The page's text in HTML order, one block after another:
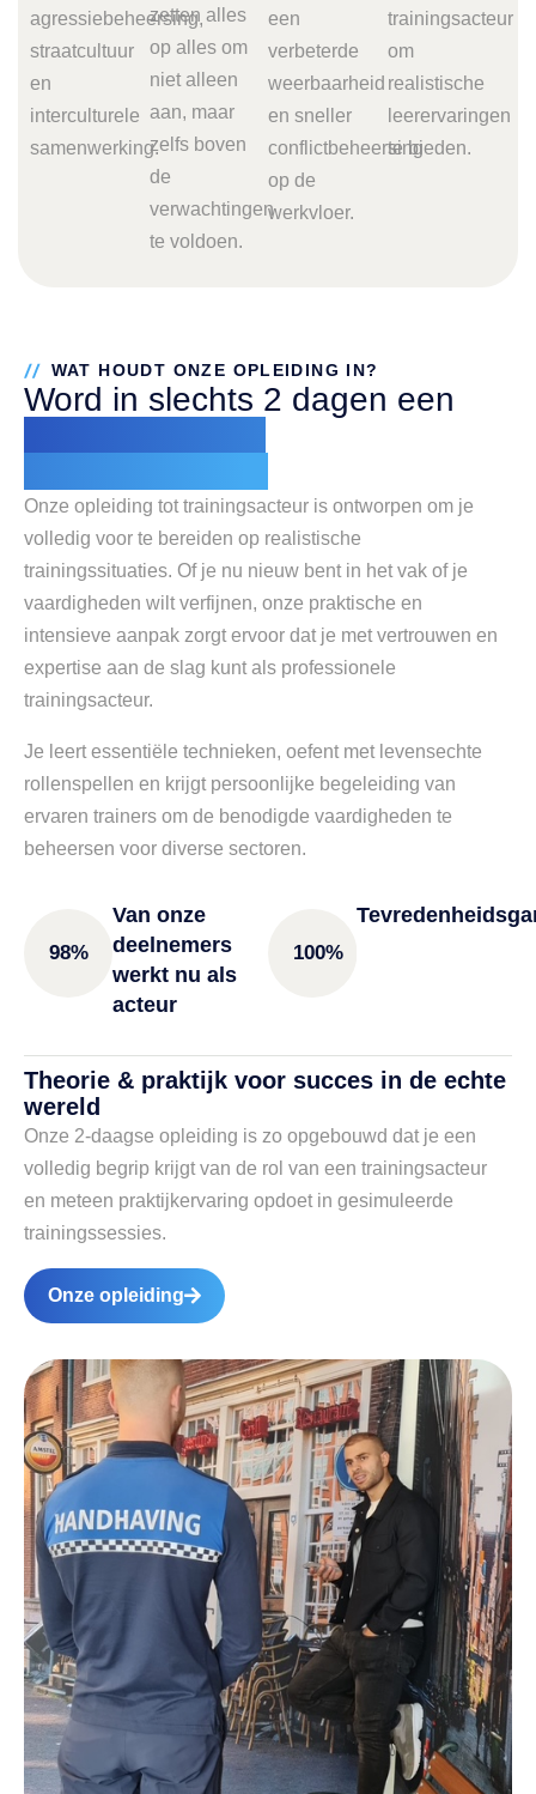
agressiebeheersing,
straatcultuur
en
interculturele
samenwerking.
zetten alles
op alles om
niet alleen
aan, maar
zelfs boven
de
verwachtingen
te voldoen.
een
verbeterde
weerbaarheid
en sneller
conflictbeheersing
op de
werkvloer.
trainingsacteur
om
realistische
leerervaringen
te bieden.
WAT HOUDT ONZE OPLEIDING IN?
Word in slechts 2 dagen een
Onze opleiding tot trainingsacteur is ontworpen om je
volledig voor te bereiden op realistische
trainingssituaties. Of je nu nieuw bent in het vak of je
vaardigheden wilt verfijnen, onze praktische en
intensieve aanpak zorgt ervoor dat je met vertrouwen en
expertise aan de slag kunt als professionele
trainingsacteur.
Je leert essentiële technieken, oefent met levensechte
rollenspellen en krijgt persoonlijke begeleiding van
ervaren trainers om de benodigde vaardigheden te
beheersen voor diverse sectoren.
98%
Van onze
deelnemers
werkt nu als
acteur
100%
Theorie & praktijk voor succes in de echte
wereld
Onze 2-daagse opleiding is zo opgebouwd dat je een
volledig begrip krijgt van de rol van een trainingsacteur
en meteen praktijkervaring opdoet in gesimuleerde
trainingssessies.
Onze opleiding